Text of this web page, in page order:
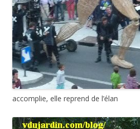
accomplie, elle reprend de l’élan